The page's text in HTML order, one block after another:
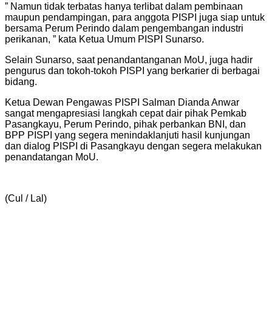
” Namun tidak terbatas hanya terlibat dalam pembinaan
maupun pendampingan, para anggota PISPI juga siap untuk
bersama Perum Perindo dalam pengembangan industri
perikanan, ” kata Ketua Umum PISPI Sunarso.
Selain Sunarso, saat penandantanganan MoU, juga hadir
pengurus dan tokoh-tokoh PISPI yang berkarier di berbagai
bidang.
Ketua Dewan Pengawas PISPI Salman Dianda Anwar
sangat mengapresiasi langkah cepat dair pihak Pemkab
Pasangkayu, Perum Perindo, pihak perbankan BNI, dan
BPP PISPI yang segera menindaklanjuti hasil kunjungan
dan dialog PISPI di Pasangkayu dengan segera melakukan
penandatangan MoU.
(Cul / Lal)